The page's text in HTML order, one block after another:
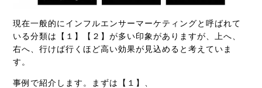
現在一般的にインフルエンサーマーケティングと呼ばれて
いる分類は【１】【２】が多い印象がありますが、上へ、
右へ、行けば行くほど高い効果が見込めると考えていま
す。
事例で紹介します。まずは 【１】、